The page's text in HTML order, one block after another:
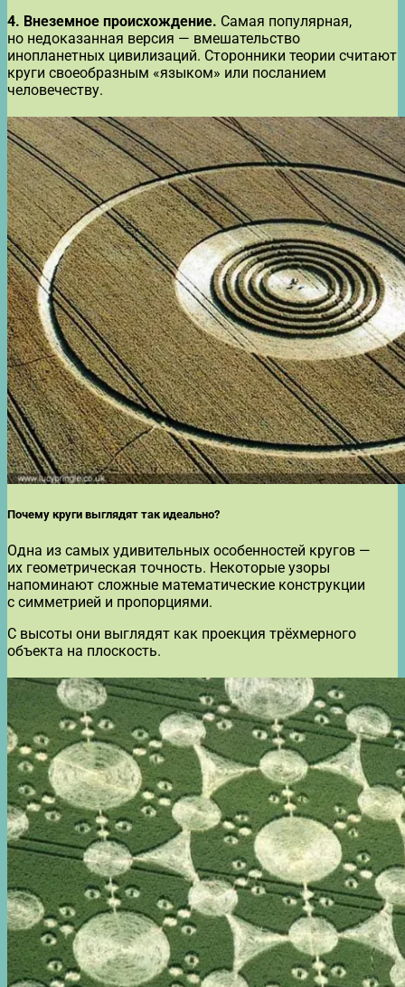
4. Внеземное происхождение. Самая популярная,
но недоказанная версия — вмешательство
инопланетных цивилизаций. Сторонники теории считают
круги своеобразным «языком» или посланием
человечеству.
Почему круги выглядят так идеально?
Одна из самых удивительных особенностей кругов —
их геометрическая точность. Некоторые узоры
напоминают сложные математические конструкции
с симметрией и пропорциями.
С высоты они выглядят как проекция трёхмерного
объекта на плоскость.